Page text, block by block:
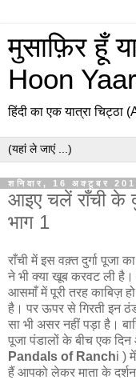
मुसाफ़िर हूँ
Hoon
हिंदी का एक यात्रा
शनिवार, 16 अक्टूबर
आइए चलें राँची के
भाग 1
राँची में इस वक़्त दुर्गा पूजा
ने भी क्या खूब करवट ली है।
आसमाँ में पूरी तरह काबिज़
है। पर ऊपर से गिरती इन
सा भी असर नहीं पड़ा है।
पूजा पंडालों के बीच एक दिन
Pandals of Ranchi )
हैं आपको लेकर माता के